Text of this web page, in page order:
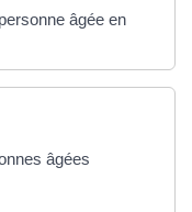
âgée en
âgées
onglet)